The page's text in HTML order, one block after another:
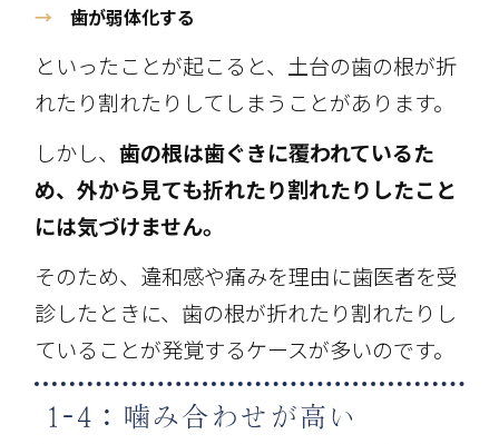
→ 歯が弱体化する
といったことが起こると、土台の歯の根が折
れたり割れたりしてしまうことがあります。
しかし、歯の根は歯ぐきに覆われているた
め、外から見ても折れたり割れたりしたこと
には気づけません。
そのため、違和感や痛みを理由に歯医者を受
診したときに、歯の根が折れたり割れたりし
ていることが発覚するケースが多いのです。
1-4：噛み合わせが高い